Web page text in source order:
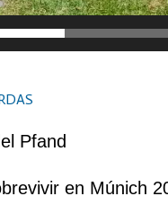
Pfand
en Múnich